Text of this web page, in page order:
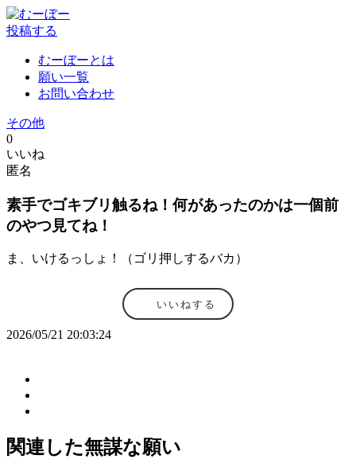
投稿する
むーぼーとは
願い一覧
お問い合わせ
その他
0
いいね
匿名
素手でゴキブリ触るね！何があったのかは一個前
のやつ見てね！
ま、いけるっしょ！（ゴリ押しするバカ）
いいねする
2026/05/21 20:03:24
関連した無謀な願い